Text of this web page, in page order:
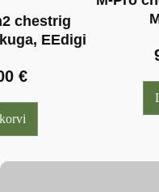
chestrig
EEdigi
€